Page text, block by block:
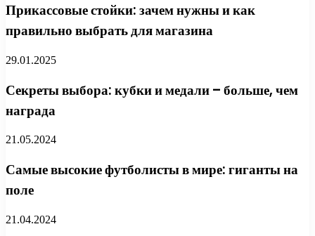
Прикассовые стойки: зачем нужны и как
правильно выбрать для магазина
29.01.2025
Секреты выбора: кубки и медали – больше, чем
награда
21.05.2024
Самые высокие футболисты в мире: гиганты на
поле
21.04.2024